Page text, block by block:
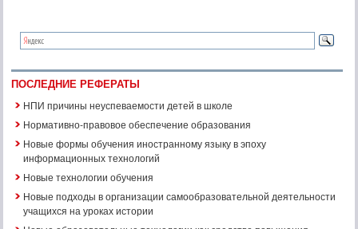
ПОСЛЕДНИЕ РЕФЕРАТЫ
НПИ причины неуспеваемости детей в школе
Нормативно-правовое обеспечение образования
Новые формы обучения иностранному языку в эпоху
информационных технологий
Новые технологии обучения
Новые подходы в организации самообразовательной деятельности
учащихся на уроках истории